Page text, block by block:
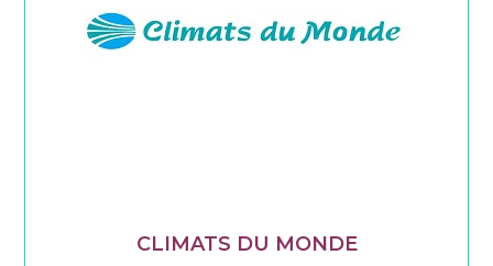
CLIMATS DU MONDE